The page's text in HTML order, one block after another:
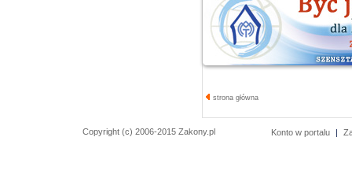
strona główna
Copyright (c) 2006-2015 Zakony.pl Konto w portalu |